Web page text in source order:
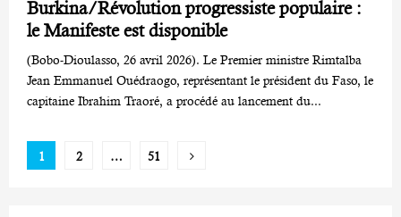
Burkina/Révolution progressiste populaire :
le Manifeste est disponible
(Bobo-Dioulasso, 26 avril 2026). Le Premier ministre Rimtalba
Jean Emmanuel Ouédraogo, représentant le président du Faso, le
capitaine Ibrahim Traoré, a procédé au lancement du...
Pagination
1 2 … 51